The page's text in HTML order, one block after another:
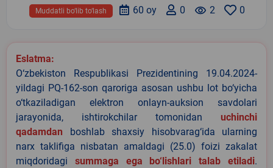
0
remove_red_eye 2
0
60 oy
Muddatli bo‘lib to‘lash
Eslatma:
O‘zbekiston Respublikasi Prezidentining 19.04.2024-
yildagi PQ-162-son qaroriga asosan ushbu lot bo‘yicha
o‘tkaziladigan elektron onlayn-auksion savdolari
jarayonida, ishtirokchilar tomonidan uchinchi
qadamdan boshlab shaxsiy hisobvarag‘ida ularning
narx taklifiga nisbatan amaldagi (25.0) foizi zakalat
miqdoridagi summaga ega bo‘lishlari talab etiladi.